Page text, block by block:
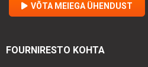
VÕTA MEIEGA ÜHENDUST
FOURNIRESTO KOHTA